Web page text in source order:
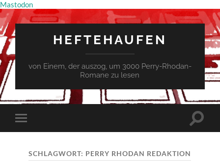
Mastodon
HEFTEHAUFEN
von Einem, der auszog, um 3000 Perry-Rhodan-
Romane zu lesen
Mobile-
Menü
SCHLAGWORT: PERRY RHODAN REDAKTION